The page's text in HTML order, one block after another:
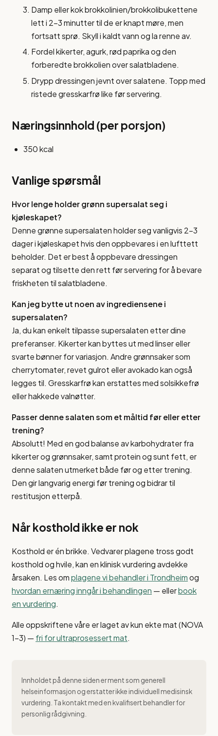
Damp eller kok brokkolinien/brokkolibukettene
lett i 2-3 minutter til de er knapt møre, men
fortsatt sprø. Skyll i kaldt vann og la renne av.
Fordel kikerter, agurk, rød paprika og den
forberedte brokkolien over salatbladene.
Drypp dressingen jevnt over salatene. Topp med
ristede gresskarfrø like før servering.
Næringsinnhold (per porsjon)
350 kcal
Vanlige spørsmål
Hvor lenge holder grønn supersalat seg i
kjøleskapet?
Denne grønne supersalaten holder seg vanligvis 2-3
dager i kjøleskapet hvis den oppbevares i en lufttett
beholder. Det er best å oppbevare dressingen
separat og tilsette den rett før servering for å bevare
friskheten til salatbladene.
Kan jeg bytte ut noen av ingrediensene i
supersalaten?
Ja, du kan enkelt tilpasse supersalaten etter dine
preferanser. Kikerter kan byttes ut med linser eller
svarte bønner for variasjon. Andre grønnsaker som
cherrytomater, revet gulrot eller avokado kan også
legges til. Gresskarfrø kan erstattes med solsikkefrø
eller hakkede valnøtter.
Passer denne salaten som et måltid før eller etter
trening?
Absolutt! Med en god balanse av karbohydrater fra
kikerter og grønnsaker, samt protein og sunt fett, er
denne salaten utmerket både før og etter trening.
Den gir langvarig energi før trening og bidrar til
restitusjon etterpå.
Når kosthold ikke er nok
Kosthold er én brikke. Vedvarer plagene tross godt
kosthold og hvile, kan en klinisk vurdering avdekke
årsaken. Les omplagene vi behandler i Trondheimog
hvordan ernæring inngår i behandlingen — ellerbook
en vurdering.
Alle oppskriftene våre er laget av kun ekte mat (NOVA
1–3) — fri for ultraprosessert mat.
Innholdet på denne siden er ment som generell
helseinformasjon og erstatter ikke individuell medisinsk
vurdering. Ta kontakt med en kvalifisert behandler for
personlig rådgivning.